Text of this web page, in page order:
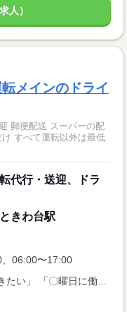
人）
メインのドライ
郵便配送 スーパーの配
すべて運転以外は最低
代行・送迎、ドラ
きわ台駅
06:00〜17:00